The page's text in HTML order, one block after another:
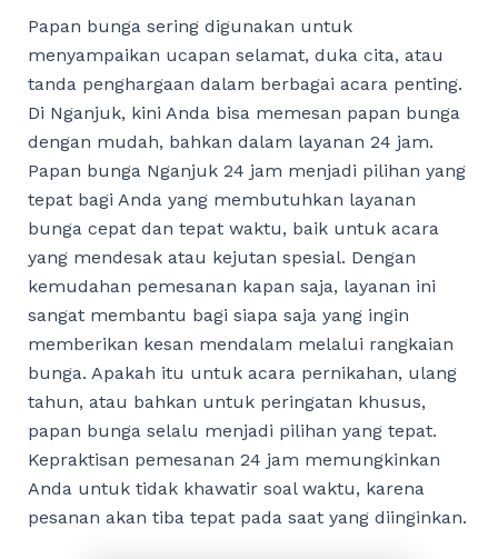
Papan bunga sering digunakan untuk
menyampaikan ucapan selamat, duka cita, atau
tanda penghargaan dalam berbagai acara penting.
Di Nganjuk, kini Anda bisa memesan papan bunga
dengan mudah, bahkan dalam layanan 24 jam.
Papan bunga Nganjuk 24 jam menjadi pilihan yang
tepat bagi Anda yang membutuhkan layanan
bunga cepat dan tepat waktu, baik untuk acara
yang mendesak atau kejutan spesial. Dengan
kemudahan pemesanan kapan saja, layanan ini
sangat membantu bagi siapa saja yang ingin
memberikan kesan mendalam melalui rangkaian
bunga. Apakah itu untuk acara pernikahan, ulang
tahun, atau bahkan untuk peringatan khusus,
papan bunga selalu menjadi pilihan yang tepat.
Kepraktisan pemesanan 24 jam memungkinkan
Anda untuk tidak khawatir soal waktu, karena
pesanan akan tiba tepat pada saat yang diinginkan.